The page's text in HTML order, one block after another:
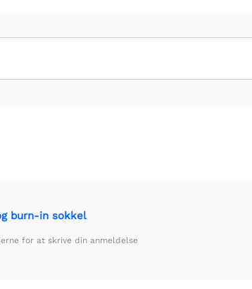
burn-in sokkel
for at skrive din anmeldelse